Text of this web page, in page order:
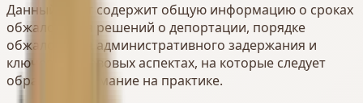
Данный текст содержит общую информацию о сроках
обжалования решений о депортации, порядке
обжалования административного задержания и
ключевых правовых аспектах, на которые следует
обращать внимание на практике.